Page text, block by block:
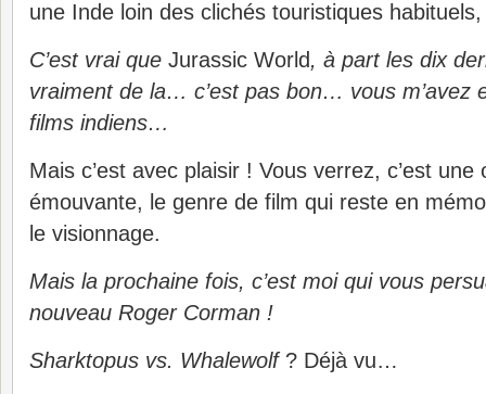
une Inde loin des clichés touristiques habituels,
C’est vrai que Jurassic World, à part les dix
vraiment de la… c’est pas bon… vous m’avez
films indiens…
Mais c’est avec plaisir ! Vous verrez, c’est
émouvante, le genre de film qui reste en
le visionnage.
Mais la prochaine fois, c’est moi qui vous
nouveau Roger Corman !
Sharktopus vs. Whalewolf? Déjà vu…